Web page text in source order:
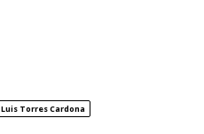
Luis Torres Cardona